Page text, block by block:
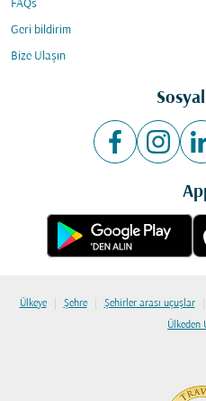
FAQs
Geri bildirim
Bize Ulaşın
Ülkeye | Şehre | Şehirler arası uçuşlar |
Ülkeden